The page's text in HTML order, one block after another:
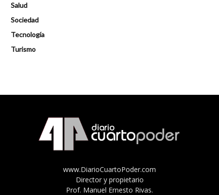
Salud
Sociedad
Tecnología
Turismo
www.DiarioCuartoPoder.com
Director y propietario
Prof. Manuel Ernesto Rivas.